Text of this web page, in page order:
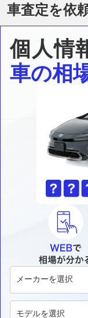
車査定を依
個人情
車の相